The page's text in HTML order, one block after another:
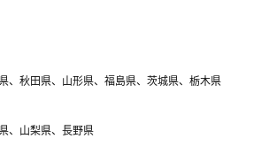
、秋田県、山形県、福島県、茨城県、栃木県
、山梨県、長野県